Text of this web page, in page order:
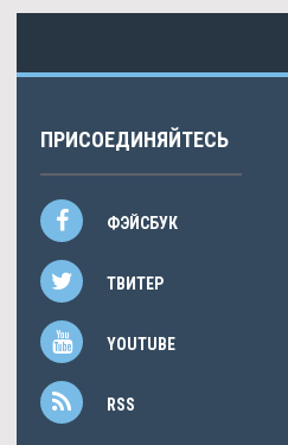
ПРИСОЕДИНЯЙТЕСЬ
ФЭЙСБУК
ТВИТЕР
YOUTUBE
RSS